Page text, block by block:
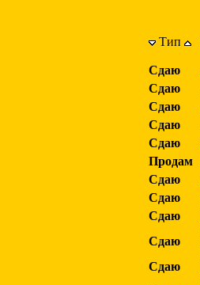
Тип
Сдаю
Сдаю
Сдаю
Сдаю
Сдаю
Продам
Сдаю
Сдаю
Сдаю
Сдаю
Сдаю